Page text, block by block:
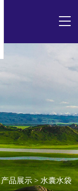
产品展示> 水囊水袋